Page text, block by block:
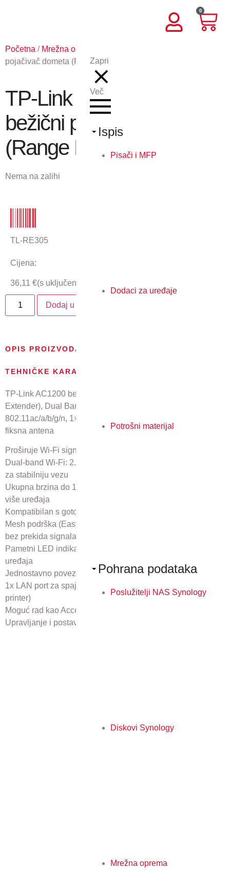
0
Zapri
Več
Ispis
Pisači i MFP
Dodaci za uređaje
Potrošni materijal
Pohrana podataka
Poslužitelji NAS Synology
Diskovi Synology
Mrežna oprema
Početna / Mrežna oprema
pojačivač dometa (Range Extender)
TP-Link RE305 AC1200
bežični pojačivač dometa
(Range Extender)
Nema na zalihi
TL-RE305
Cijena:
36,11 €(s uključenim PDV-om)
Dodaj u košaricu
OPIS PROIZVODA
TEHNIČKE KARAKTERISTIKE
TP-Link AC1200 bežični pojačivač dometa (Range
Extender), Dual Band 300Mbps/867Mbps (2.4GHz/5GHz),
802.11ac/a/b/g/n, 1×LAN, Range extender mod, 2×vanjska
fiksna antena
Proširuje Wi-Fi signal i uklanja „mrtve zone” u domu ili uredu
Dual-band Wi-Fi: 2.4 GHz (300 Mbps) + 5 GHz (867 Mbps)
za stabilniju vezu
Ukupna brzina do 1200 Mbps – idealno za streaming, rad i
više uređaja
Kompatibilan s gotovo svim Wi-Fi routerima
Mesh podrška (EasyMesh/OneMesh) za jedinstvenu mrežu
bez prekida signala
Pametni LED indikator pomaže pronaći optimalnu poziciju
uređaja
Jednostavno povezivanje putem WPS tipke
1x LAN port za spajanje uređaja putem kabela (npr. TV, PC,
printer)
Moguć rad kao Access Point (pretvara žičnu mrežu u Wi-Fi)
Upravljanje i postavljanje putem mobilne aplikacije